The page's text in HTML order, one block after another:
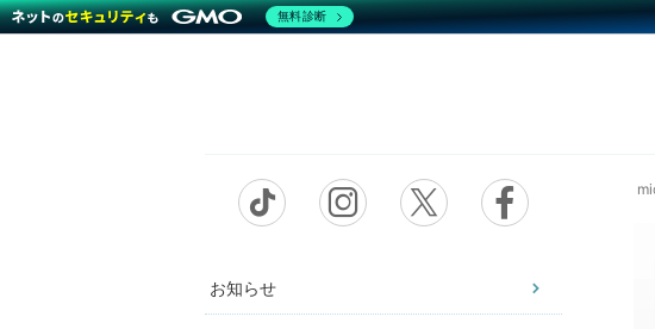
お知らせ
無料診断